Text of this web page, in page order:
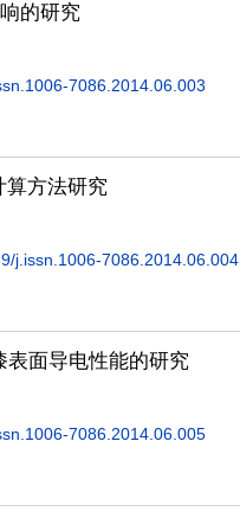
的研究
7086.2014.06.003
算方法研究
j.issn.1006-7086.2014.06.004
表面导电性能的研究
7086.2014.06.005